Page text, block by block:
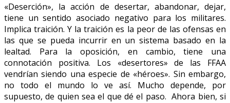
«Deserción», la acción de desertar, abandonar, dejar,
tiene un sentido asociado negativo para los militares.
Implica traición. Y la traición es la peor de las ofensas en
las que se pueda incurrir en un sistema basado en la
lealtad. Para la oposición, en cambio, tiene una
connotación positiva. Los «desertores» de las FFAA
vendrían siendo una especie de «héroes». Sin embargo,
no todo el mundo lo ve así. Mucho depende, por
supuesto, de quien sea el que dé el paso. Ahora bien, si